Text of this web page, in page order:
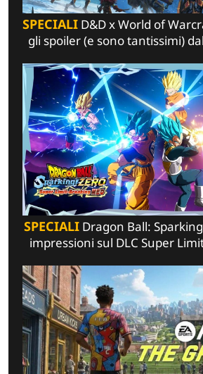
SPECIALI D&D x World of
gli spoiler (e sono tantissimi)
SPECIALI Dragon Ball:
impressioni sul DLC Super